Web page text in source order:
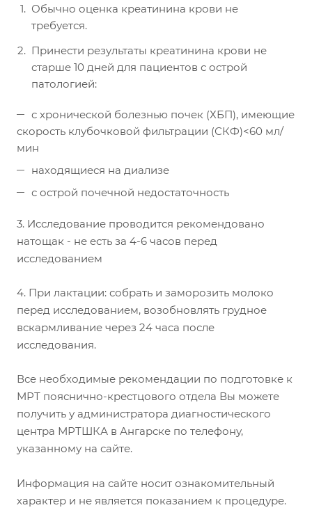
Обычно оценка креатинина крови не
требуется.
Принести результаты креатинина крови не
старше 10 дней для пациентов с острой
патологией:
с хронической болезнью почек (ХБП), имеющие
скорость клубочковой фильтрации (СКФ)<60 мл/
мин
находящиеся на диализе
с острой почечной недостаточность
3. Исследование проводится рекомендовано
натощак - не есть за 4-6 часов перед
исследованием
4. При лактации: собрать и заморозить молоко
перед исследованием, возобновлять грудное
вскармливание через 24 часа после
исследования.
Все необходимые рекомендации по подготовке к
МРТ пояснично-крестцового отдела Вы можете
получить у администратора диагностического
центра МРТШКА в Ангарске по телефону,
указанному на сайте.
Информация на сайте носит ознакомительный
характер и не является показанием к процедуре.